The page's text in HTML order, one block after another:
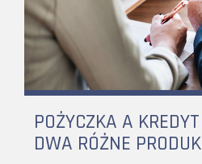
POŻYCZKA A
DWA RÓŻNE